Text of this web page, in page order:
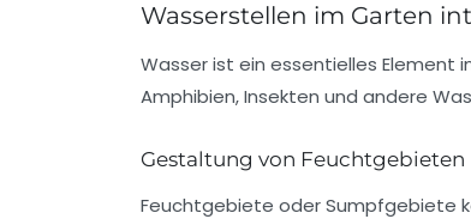
Wasserstellen im Garten
Wasser ist ein essentielles Element
Amphibien,Insekten und andere
Gestaltung von Feuchtgebieten
Feuchtgebiete oder Sumpfgebiete